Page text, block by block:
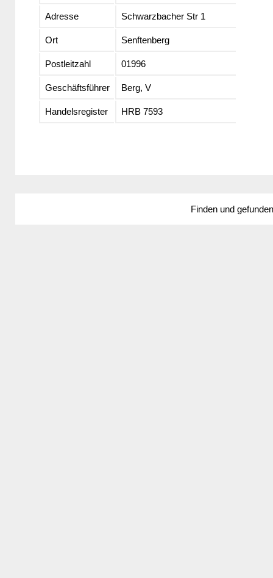
Adresse Schwarzbacher Str 1
Ort Senftenberg
Postleitzahl 01996
Geschäftsführer Berg, V
Handelsregister HRB 7593
Finden und